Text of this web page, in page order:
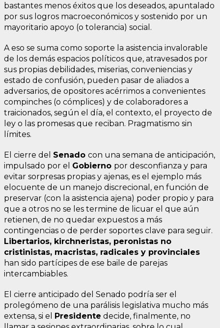
bastantes menos éxitos que los deseados, apuntalado
por sus logros macroeconómicos y sostenido por un
mayoritario apoyo (o tolerancia) social.
A eso se suma como soporte la asistencia invalorable
de los demás espacios políticos que, atravesados por
sus propias debilidades, miserias, conveniencias y
estado de confusión, pueden pasar de aliados a
adversarios, de opositores acérrimos a convenientes
compinches (o cómplices) y de colaboradores a
traicionados, según el día, el contexto, el proyecto de
ley o las promesas que reciban. Pragmatismo sin
límites.
El cierre del Senado con una semana de anticipación,
impulsado por el Gobierno por desconfianza y para
evitar sorpresas propias y ajenas, es el ejemplo más
elocuente de un manejo discrecional, en función de
preservar (con la asistencia ajena) poder propio y para
que a otros no se les termine de licuar el que aún
retienen, de no quedar expuestos a más
contingencias o de perder soportes clave para seguir.
Libertarios, kirchneristas, peronistas no
cristinistas, macristas, radicales y provinciales
han sido partícipes de ese baile de parejas
intercambiables.
El cierre anticipado del Senado podría ser el
prolegómeno de una parálisis legislativa mucho más
extensa, si el Presidente decide, finalmente, no